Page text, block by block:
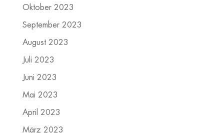
Oktober 2023
September 2023
August 2023
Juli 2023
Juni 2023
Mai 2023
April 2023
März 2023